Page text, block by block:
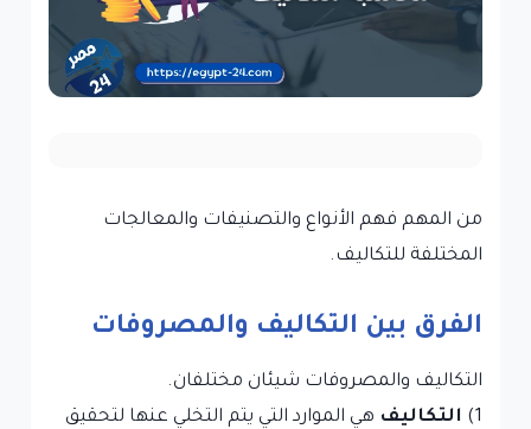
من المهم فهم الأنواع والتصنيفات والمعالجات
المختلفة للتكاليف.
الفرق بين التكاليف والمصروفات
التكاليف والمصروفات شيئان مختلفان.
1)
التكاليف هي الموارد التي يتم التخلي عنها لتحقيق